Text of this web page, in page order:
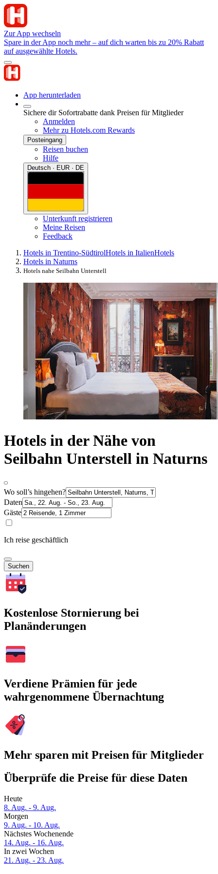
Zur App wechseln
Spare in der App noch mehr – auf dich warten bis zu 20% Rabatt
auf ausgewählte Hotels.
App herunterladen
Sichere dir Sofortrabatte dank Preisen für Mitglieder
Anmelden
Mehr zu Hotels.com Rewards
Posteingang
Reisen buchen
Hilfe
Deutsch · EUR · DE
Unterkunft registrieren
Meine Reisen
Feedback
Hotels in Trentino-SüdtirolHotels in ItalienHotels
Hotels in Naturns
Hotels nahe Seilbahn Unterstell
Hotels in der Nähe von
Seilbahn Unterstell in Naturns
Wo soll’s hingehen?
Daten
Gäste
Ich reise geschäftlich
Suchen
Kostenlose Stornierung bei
Planänderungen
Verdiene Prämien für jede
wahrgenommene Übernachtung
Mehr sparen mit Preisen für Mitglieder
Überprüfe die Preise für diese Daten
Heute
8. Aug. - 9. Aug.
Morgen
9. Aug. - 10. Aug.
Nächstes Wochenende
14. Aug. - 16. Aug.
In zwei Wochen
21. Aug. - 23. Aug.